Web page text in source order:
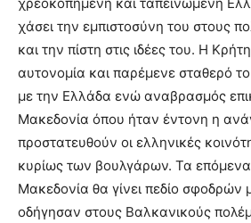
χάσει την εμπιστοσύνη του στους
και την πίστη στις ιδέες του. Η
αυτονομία και παρέμενε σταθερό
με την Ελλάδα ενώ αναβρασμός
Μακεδονία όπου ήταν έντονη η
προστατευθούν οι ελληνικές
κυρίως των βουλγάρων. Τα
Μακεδονία θα γίνει πεδίο
οδήγησαν στους Βαλκανικούς